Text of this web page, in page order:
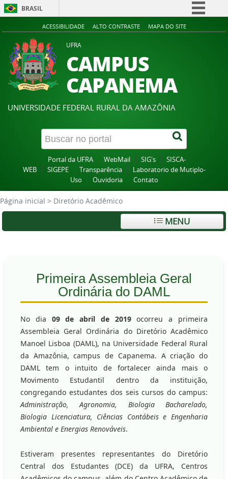
BRASIL
Simplifique!
Participe
Acesso à informação
Legislação
Canais
ACESSIBILIDADE ALTO CONTRASTE MAPA DO SITE
UFRA
CAMPUS
CAPANEMA
UNIVERSIDADE FEDERAL RURAL DA AMAZÔNIA
Portal da UFRA WebMail SIG's
SISCA-
WEB
SIGEPE Transparência
Laboratorio de Mutiplo-
Uso
Ouvidoria Contato
Página inicial > Diretório Acadêmico
MENU
Primeira Assembleia Geral
Ordinária do DAML
No dia 09 de abril de 2019ocorreu a primeira
Assembleia Geral Ordinária do Diretório Acadêmico
Manoel Lisboa (DAML), na Universidade Federal Rural
da Amazônia, campus de Capanema. A criação do
DAML tem o intuito de fortalecer ainda mais o
Movimento Estudantil dentro da instituição,
congregando estudantes dos seis cursos do campus:
Administração, Agronomia, Biologia Bacharelado,
Biologia Licenciatura, Ciências Contábeis e Engenharia
Ambiental e Energias Renováveis.
Estiveram presentes representantes do Diretório
Central dos Estudantes (DCE) da UFRA, Centros